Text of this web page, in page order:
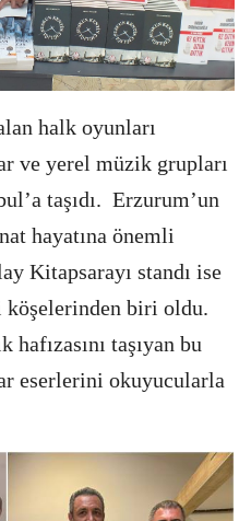
halk oyunları
ve yerel müzik grupları
taşıdı. Erzurum’un
hayatına önemli
Kitapsarayı standı ise
köşelerinden biri oldu.
taşıyan bu
eserlerini okuyucularla